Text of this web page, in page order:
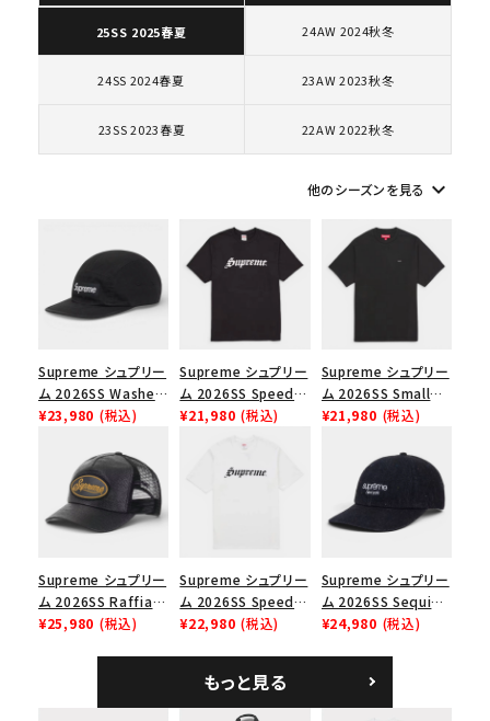
キャップ・ハット
パーカー・クルーネック
ショルダー・ウエストバッグ
ボックスロゴ ブラックスウェット
カテゴリーから探す
コラボレーションブランドから探す
並び順
円 ～
円
在庫のない商品を表示する
25SS 2025春夏 24AW 2024秋冬
24SS 2024春夏 23AW 2023秋冬
23SS 2023春夏 22AW 2022秋冬
他のシーズンを見る keyboard_arrow_down
Supreme シュプリー
ム 2026SS Washed
Chino Twill Camp
ノツイル キャンプキャ
ップ ブラック
¥23,980 (税込)
Supreme シュプリー
ム 2026SS Speed
Tee スピードTシャツ
¥21,980 (税込)
Supreme シュプリー
ム 2026SS Small
Box Tee スモールボ
¥21,980 (税込)
Supreme シュプリー
ム 2026SS Raffia
Mesh Back 5-Panel
¥25,980 (税込)
Supreme シュプリー
ム 2026SS Speed
Tee スピードTシャツ
¥22,980 (税込)
Supreme シュプリー
ム 2026SS Sequin
Denim Classic
シックロゴ 6パネルキ
ャップ ブラック
¥24,980 (税込)
もっと見る